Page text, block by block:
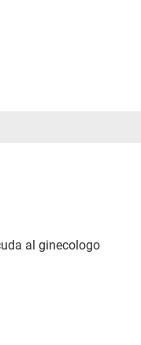
al ginecologo